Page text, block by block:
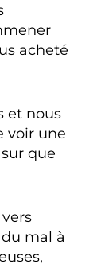
acheté
et nous
voir une
que
mal à